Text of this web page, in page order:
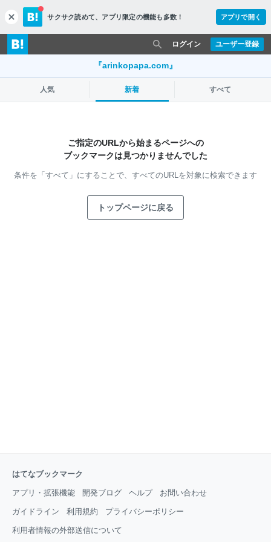
c
l
o
s
サクサク読めて、 アプリ限定の機能も多数！ アプリで開く
ユーザー登録
ログイン
『arinkopapa.com』
人気 新着 すべて
ご指定のURLから始まるページへの
ブックマークは見つかりませんでした
条件を「すべて」にすることで、 すべてのURLを対象に検索できます
トップページに戻る
はてなブックマーク
アプリ・拡張機能 開発ブログ ヘルプ お問い合わせ
ガイドライン 利用規約 プライバシーポリシー
利用者情報の外部送信について